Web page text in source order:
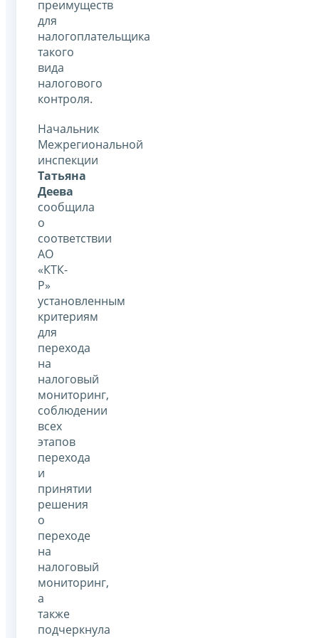
преимуществ
для
налогоплательщика
такого
вида
налогового
контроля.
Начальник
Межрегиональной
инспекции
Татьяна
Деева
сообщила
о
соответствии
АО
«КТК-
Р»
установленным
критериям
для
перехода
на
налоговый
мониторинг,
соблюдении
всех
этапов
перехода
и
принятии
решения
о
переходе
на
налоговый
мониторинг,
а
также
подчеркнула